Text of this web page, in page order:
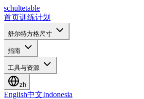
schultetable
首页训练计划
舒尔特方格尺寸
指南
工具与资源
zh
English中文Indonesia